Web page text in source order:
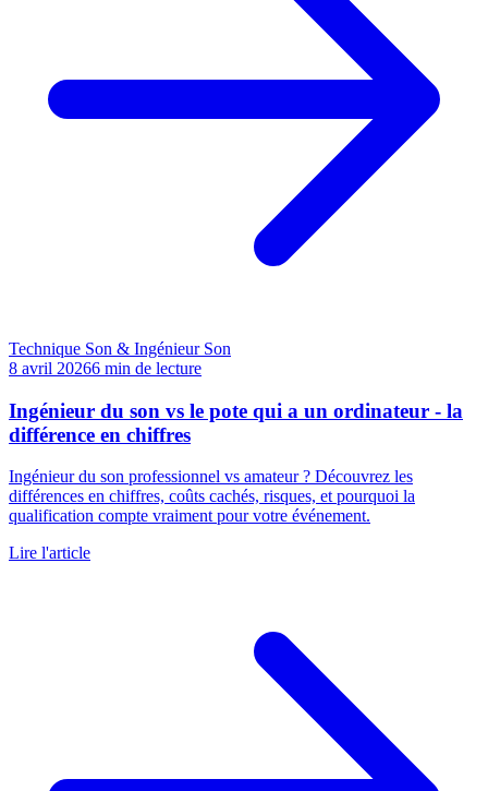
Technique Son & Ingénieur Son
8 avril 20266 min de lecture
Ingénieur du son vs le pote qui a un ordinateur - la
différence en chiffres
Ingénieur du son professionnel vs amateur ? Découvrez les
différences en chiffres, coûts cachés, risques, et pourquoi la
qualification compte vraiment pour votre événement.
Lire l'article